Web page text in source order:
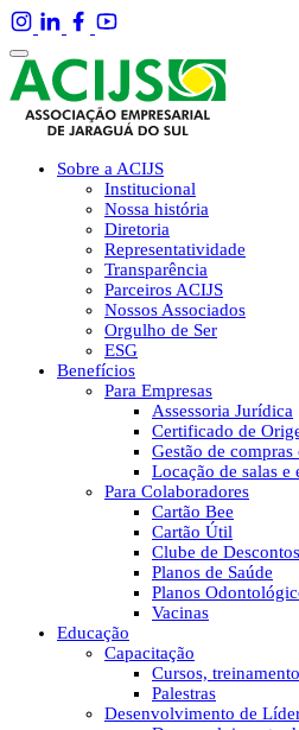
Sobre a ACIJS
Institucional
Nossa história
Diretoria
Representatividade
Transparência
Parceiros ACIJS
Nossos Associados
Orgulho de Ser
ESG
Benefícios
Para Empresas
Assessoria Jurídica
Certificado de
Gestão de
Locação de salas
Para Colaboradores
Cartão Bee
Cartão Útil
Clube de
Planos de Saúde
Planos
Vacinas
Educação
Capacitação
Cursos,
Palestras
Desenvolvimento de